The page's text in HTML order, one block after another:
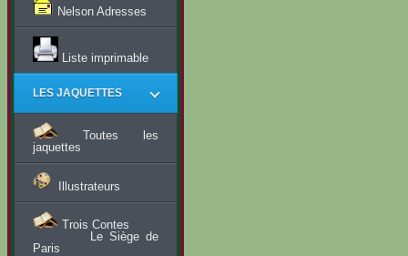
Nelson Adresses
Liste imprimable
LES JAQUETTES
Toutes les
jaquettes
Illustrateurs
Trois Contes
Le Siège de
Paris